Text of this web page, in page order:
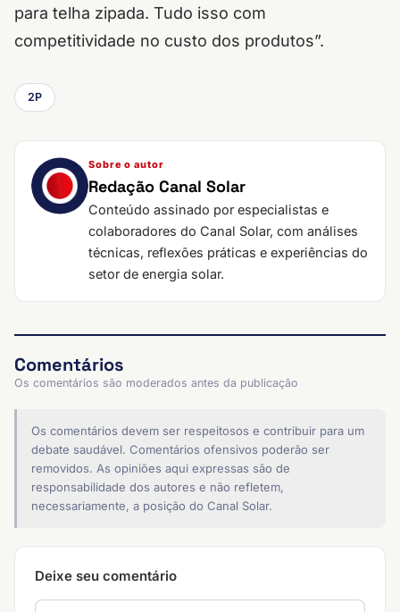
para telha zipada. Tudo isso com
competitividade no custo dos produtos”.
2P
Sobre o autor
Redação Canal Solar
Conteúdo assinado por especialistas e
colaboradores do Canal Solar, com análises
técnicas, reflexões práticas e experiências do
setor de energia solar.
Comentários
Os comentários são moderados antes da publicação
Os comentários devem ser respeitosos e contribuir para um
debate saudável. Comentários ofensivos poderão ser
removidos. As opiniões aqui expressas são de
responsabilidade dos autores e não refletem,
necessariamente, a posição do Canal Solar.
Deixe seu comentário